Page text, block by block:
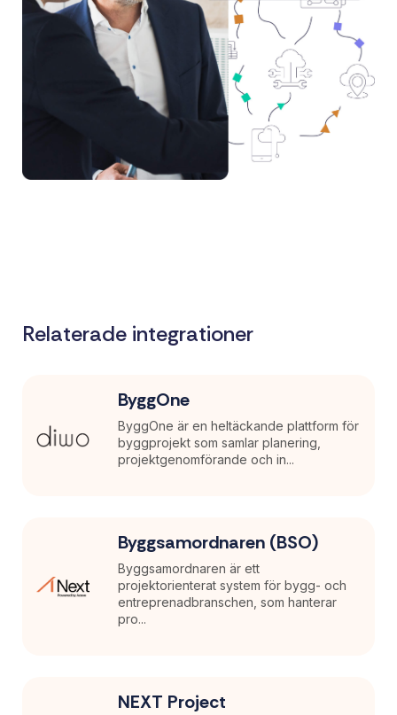
Relaterade integrationer
ByggOne
ByggOne är en heltäckande plattform för
byggprojekt som samlar planering,
projektgenomförande och in...
Byggsamordnaren (BSO)
Byggsamordnaren är ett
projektorienterat system för bygg- och
entreprenadbranschen, som hanterar
pro...
NEXT Project